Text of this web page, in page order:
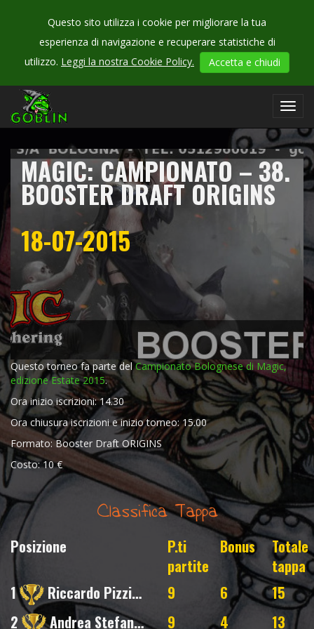
Questo sito utilizza i cookie per migliorare la tua
esperienza di navigazione e recuperare statistiche di
utilizzo. Leggi la nostra Cookie Policy. Accetta e chiudi
CHECK
OUR
MAGIC: CAMPIONATO – 38.
BOOSTER DRAFT ORIGINS
18-07-2015
Questo torneo fa parte delCampionato Bolognese di Magic,
edizione Estate 2015.
Ora inizio iscrizioni: 14.30
Ora chiusura iscrizioni e inizio torneo: 15.00
Formato: Booster Draft ORIGINS
Costo: 10 €
Classifica Tappa
Posizione
P.ti
partite
Bonus
Totale
tappa
1
Riccardo Pizzirani 9 6
15
2
Andrea Stefanini 9 4 13